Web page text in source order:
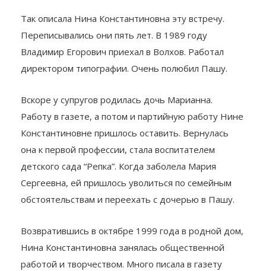
Так описала Нина Константиновна эту встречу.
Переписывались они пять лет. В 1989 году
Владимир Егорович приехал в Волхов. Работал
директором типографии. Очень полюбил Пашу.
Вскоре у супругов родилась дочь Марианна.
Работу в газете, а потом и партийную работу Нине
Константиновне пришлось оставить. Вернулась
она к первой профессии, стала воспитателем
детского сада “Репка”. Когда заболела Мария
Сергеевна, ей пришлось уволиться по семейным
обстоятельствам и переехать с дочерью в Пашу.
Возвратившись в октябре 1999 года в родной дом,
Нина Константиновна занялась общественной
работой и творчеством. Много писала в газету